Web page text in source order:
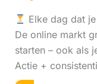
Elke dag dat
De online markt
starten – ook als
Actie +